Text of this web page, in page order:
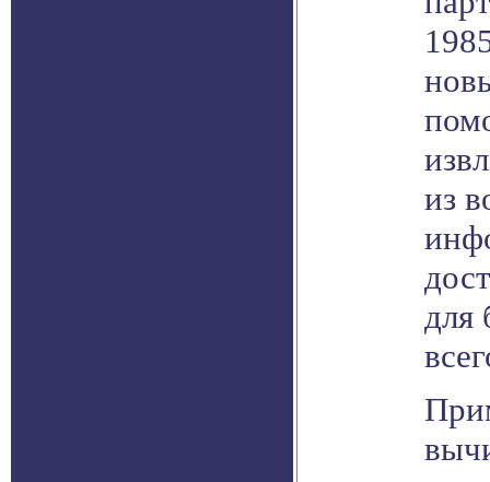
из
для